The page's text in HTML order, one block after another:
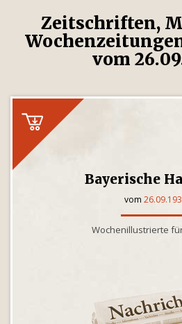
Zeitschriften,
vom
Bayerische
vom
Wochenillustrierte